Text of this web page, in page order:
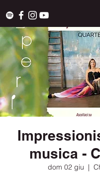
musica -
dom 02 giu
  |